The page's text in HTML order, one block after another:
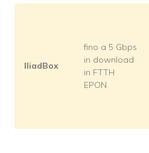
IliadBox
fino a 5 Gbps
in download
in FTTH
EPON